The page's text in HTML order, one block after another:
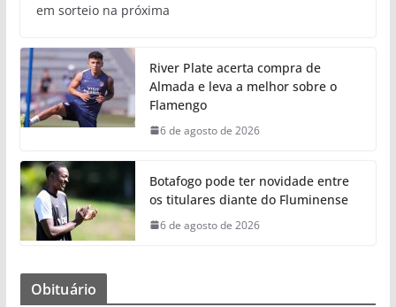
em sorteio na próxima
River Plate acerta compra de
Almada e leva a melhor sobre o
Flamengo
6 de agosto de 2026
Botafogo pode ter novidade entre
os titulares diante do Fluminense
6 de agosto de 2026
Obituário